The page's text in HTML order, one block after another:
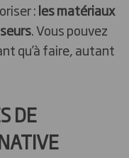
:les matériaux
. Vous pouvez
qu’à faire, autant
DE